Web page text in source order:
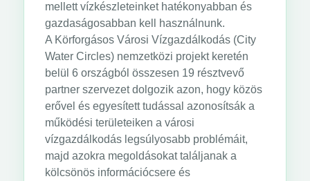
mellett vízkészleteinket hatékonyabban és
gazdaságosabban kell használnunk.
A Körforgásos Városi Vízgazdálkodás (City
Water Circles) nemzetközi projekt keretén
belül 6 országból összesen 19 résztvevő
partner szervezet dolgozik azon, hogy közös
erővel és egyesített tudással azonosítsák a
működési területeiken a városi
vízgazdálkodás legsúlyosabb problémáit,
majd azokra megoldásokat találjanak a
kölcsönös információcsere és